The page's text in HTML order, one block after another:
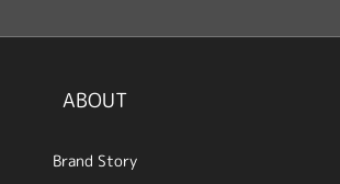
ABOUT
Brand Story